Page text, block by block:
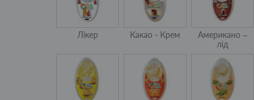
Лікер Какао - Крем
Американо –
лід